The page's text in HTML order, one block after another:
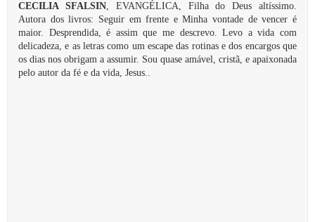
CECILIA SFALSIN, EVANGÉLICA, Filha do Deus altíssimo.
Autora dos livros: Seguir em frente e Minha vontade de vencer é
maior. Desprendida, é assim que me descrevo. Levo a vida com
delicadeza, e as letras como um escape das rotinas e dos encargos que
os dias nos obrigam a assumir. Sou quase amável, cristã, e apaixonada
pelo autor da fé e da vida, Jesus..